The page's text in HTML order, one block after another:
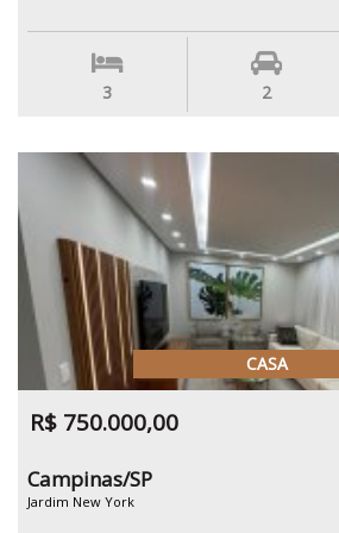
3 2
CASA
R$ 750.000,00
Campinas/SP
Jardim New York